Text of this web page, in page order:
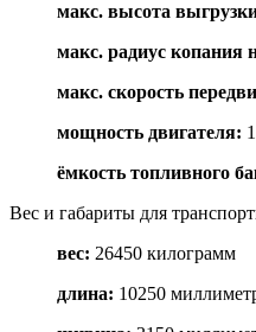
макс. высота
макс. радиус копания
макс. скорость
мощность двигателя:
ёмкость топливного
Вес и габариты для
вес: 26450 килограмм
длина: 10250